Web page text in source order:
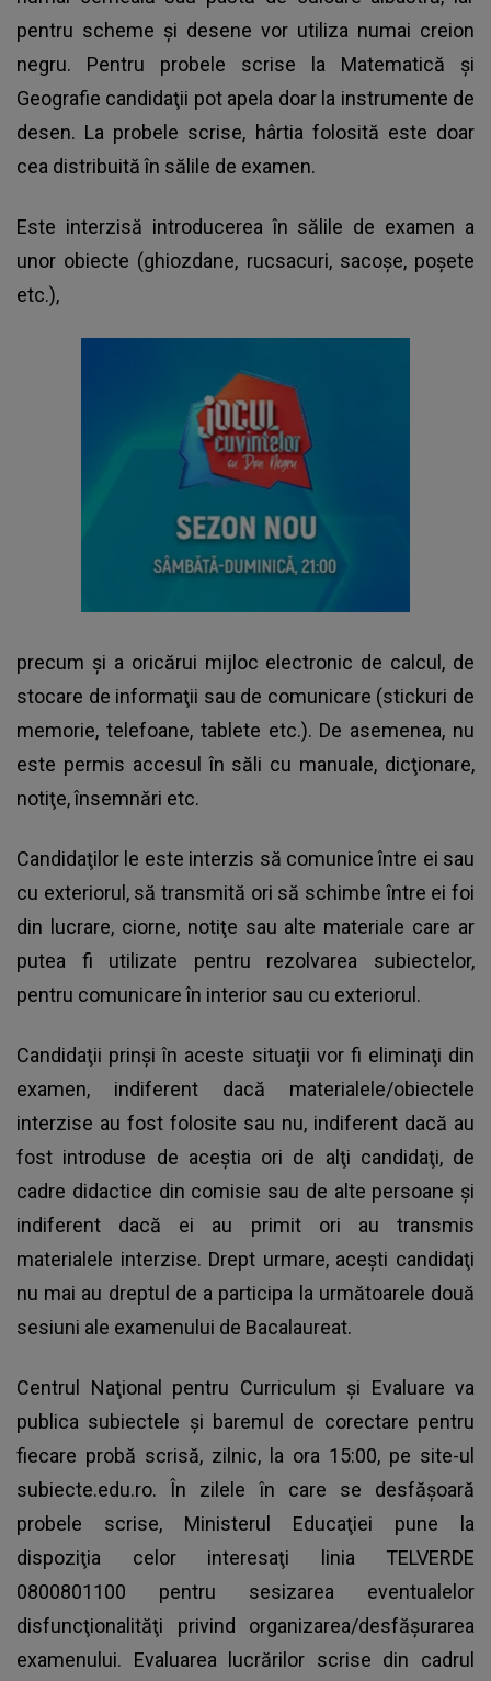
pentru scheme şi desene vor utiliza numai creion
negru. Pentru probele scrise la Matematică şi
Geografie candidaţii pot apela doar la instrumente de
desen. La probele scrise, hârtia folosită este doar
cea distribuită în sălile de examen.
Este interzisă introducerea în sălile de examen a
unor obiecte (ghiozdane, rucsacuri, sacoşe, poşete
etc.),
precum şi a oricărui mijloc electronic de calcul, de
stocare de informaţii sau de comunicare (stickuri de
memorie, telefoane, tablete etc.). De asemenea, nu
este permis accesul în săli cu manuale, dicţionare,
notiţe, însemnări etc.
Candidaţilor le este interzis să comunice între ei sau
cu exteriorul, să transmită ori să schimbe între ei foi
din lucrare, ciorne, notiţe sau alte materiale care ar
putea fi utilizate pentru rezolvarea subiectelor,
pentru comunicare în interior sau cu exteriorul.
Candidaţii prinşi în aceste situaţii vor fi eliminaţi din
examen, indiferent dacă materialele/obiectele
interzise au fost folosite sau nu, indiferent dacă au
fost introduse de aceştia ori de alţi candidaţi, de
cadre didactice din comisie sau de alte persoane şi
indiferent dacă ei au primit ori au transmis
materialele interzise. Drept urmare, aceşti candidaţi
nu mai au dreptul de a participa la următoarele două
sesiuni ale examenului de Bacalaureat.
Centrul Naţional pentru Curriculum şi Evaluare va
publica subiectele şi baremul de corectare pentru
fiecare probă scrisă, zilnic, la ora 15:00, pe site-ul
subiecte.edu.ro. În zilele în care se desfăşoară
probele scrise, Ministerul Educaţiei pune la
dispoziţia celor interesaţi linia TELVERDE
0800801100 pentru sesizarea eventualelor
disfuncţionalităţi privind organizarea/desfăşurarea
examenului. Evaluarea lucrărilor scrise din cadrul